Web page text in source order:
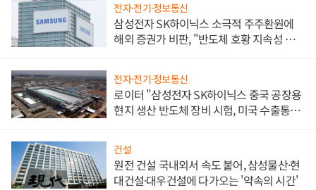
전자·전기·정보통신
삼성전자 SK하이닉스 소극적 주주환원에
해외 증권가 비판, "반도체 호황 지속성 의
전자·전기·정보통신
로이터 "삼성전자 SK하이닉스 중국 공장용
현지 생산 반도체 장비 시험, 미국 수출통제
건설
원전 건설 국내외서 속도 붙어, 삼성물산·현
대건설·대우건설에 다가오는 '약속의 시간'